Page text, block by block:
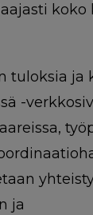
koko
tuloksia ja
-
ja